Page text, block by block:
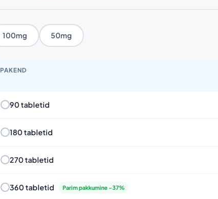
100mg 50mg
PAKEND
90 tabletid
180 tabletid
270 tabletid
360 tabletid Parim pakkumine -37%